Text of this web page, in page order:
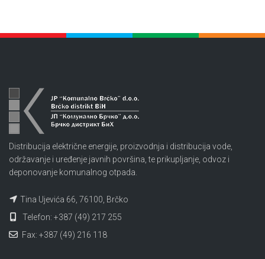
Distribucija električne energije, proizvodnja i distribucija vode,
održavanje i uređenje javnih površina, te prikupljanje, odvoz i
deponovanje komunalnog otpada.
Tina Ujevića 66, 76100, Brčko
Telefon: +387 (49) 217 255
Fax: +387 (49) 216 118